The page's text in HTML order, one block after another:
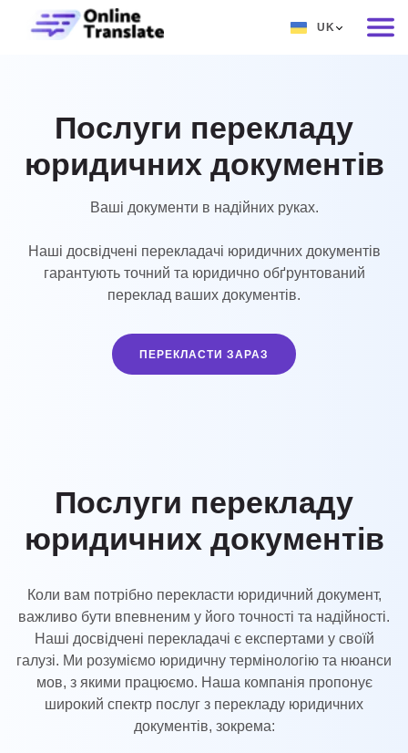
UK
DE
IT
ZH
JA
KO
ID
FI
Послуги перекладу
юридичних документів
Ваші документи в надійних руках.
Наші досвідчені перекладачі юридичних документів
гарантують точний та юридично обґрунтований
переклад ваших документів.
ПЕРЕКЛАСТИ ЗАРАЗ
Послуги перекладу
юридичних документів
Коли вам потрібно перекласти юридичний документ,
важливо бути впевненим у його точності та надійності.
Наші досвідчені перекладачі є експертами у своїй
галузі. Ми розуміємо юридичну термінологію та нюанси
мов, з якими працюємо. Наша компанія пропонує
широкий спектр послуг з перекладу юридичних
документів, зокрема: